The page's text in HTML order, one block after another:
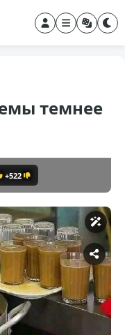
темнее
+522